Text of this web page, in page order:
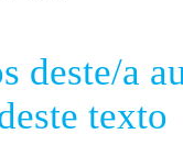
deste/a
texto